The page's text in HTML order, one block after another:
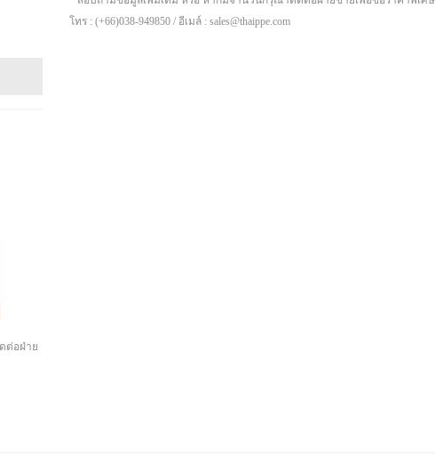
โทร : (+66)038-949850 / อีเมล์ : sales@thaippe.com
ต่อฝ่าย